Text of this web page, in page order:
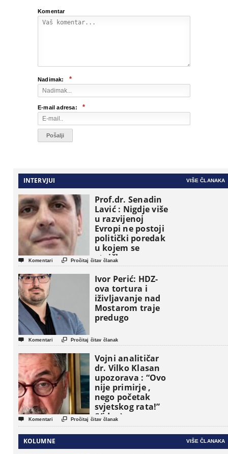
Komentar
Nadimak: *
E-mail adresa: *
INTERVJUI VIŠE ČLANAKA
Prof.dr. Senadin
Lavić : Nigdje više
u razvijenoj
Evropi ne postoji
politički poredak
u kojem se
etničke grupe
pojavljuju kao
osnovne
političke jedinice
 Komentari  Pročitaj čitav članak
Ivor Perić: HDZ-
ova tortura i
iživljavanje nad
Mostarom traje
predugo
 Komentari  Pročitaj čitav članak
Vojni analitičar
dr. Vilko Klasan
upozorava : “Ovo
nije primirje ,
nego početak
svjetskog rata!”
(Video)
 Komentari  Pročitaj čitav članak
KOLUMNE VIŠE ČLANAKA